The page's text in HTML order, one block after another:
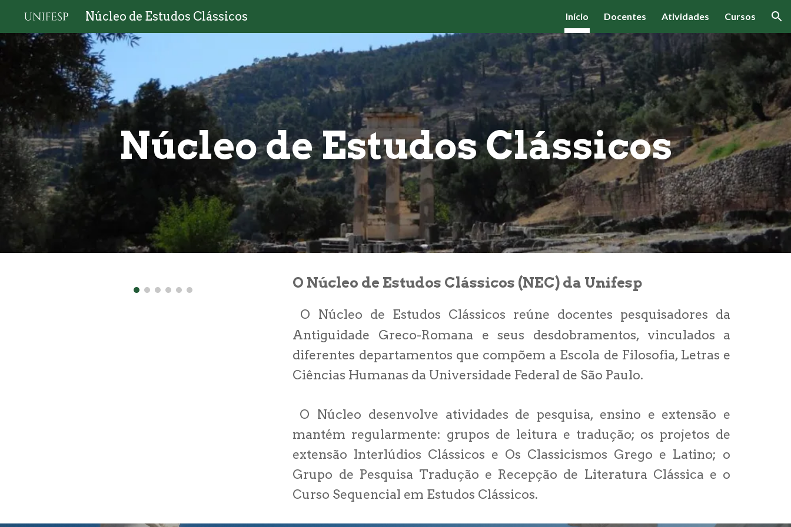
Núcleo de Estudos Clássicos Início Docentes Atividades Cursos
Núcleo de Estudos Clássicos
O Núcleo de Estudos Clássicos (NEC) da Unifesp
O Núcleo de Estudos Clássicos reúne docentes pesquisadores da
Antiguidade Greco-Romana e seus desdobramentos, vinculados a
diferentes departamentos que compõem a Escola de Filosofia, Letras e
Ciências Humanas da Universidade Federal de São Paulo.
O Núcleo desenvolve atividades de pesquisa, ensino e extensão e
mantém regularmente: grupos de leitura e tradução; os projetos de
extensão Interlúdios Clássicos e Os Classicismos Grego e Latino; o
Grupo de Pesquisa Tradução e Recepção de Literatura Clássica e o
Curso Sequencial em Estudos Clássicos.